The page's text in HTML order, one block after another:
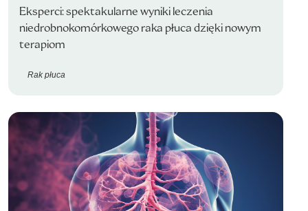
Eksperci: spektakularne wyniki leczenia
niedrobnokomórkowego raka płuca dzięki nowym
terapiom
Rak płuca